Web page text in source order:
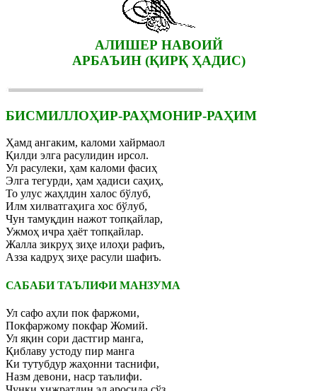
АЛИШЕР НАВОИЙ
АРБАЪИН (ҚИРҚ ҲАДИС)
БИСМИЛЛОҲИР-РАҲМОНИР-РАҲИМ
Ҳамд ангаким, каломи хайрмаол
Қилди элга расулидин ирсол.
Ул расулеки, ҳам каломи фасиҳ
Элга тегурди, ҳам ҳадиси саҳиҳ,
То улус жаҳлдин халос бўлуб,
Илм хилватгаҳига хос бўлуб,
Чун тамуқдин нажот топқайлар,
Ужмоҳ ичра ҳаёт топқайлар.
Жалла зикруҳ зиҳе илоҳи рафиъ,
Азза кадруҳ зиҳе расули шафиъ.
САБАБИ ТАЪЛИФИ МАНЗУМА
Ул сафо аҳли пок фаржоми,
Покфаржому покфар Жомий.
Ул яқин сори дастгир манга,
Қиблаву устоду пир манга
Ки тутубдур жаҳонни таснифи,
Назм девони, наср таълифи.